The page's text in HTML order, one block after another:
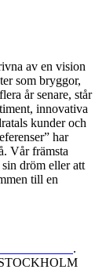
av en vision
som bryggor,
år senare, står
innovativa
kunder och
har
Vår främsta
dröm eller att
till en
.
STOCKHOLM